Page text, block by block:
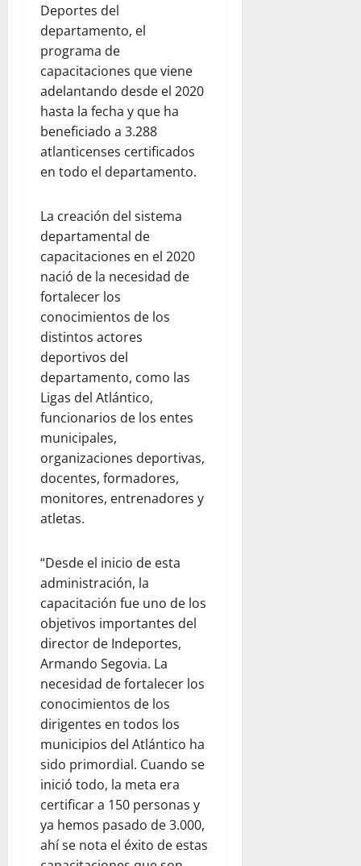
Deportes del
departamento, el
programa de
capacitaciones que viene
adelantando desde el 2020
hasta la fecha y que ha
beneficiado a 3.288
atlanticenses certificados
en todo el departamento.
La creación del sistema
departamental de
capacitaciones en el 2020
nació de la necesidad de
fortalecer los
conocimientos de los
distintos actores
deportivos del
departamento, como las
Ligas del Atlántico,
funcionarios de los entes
municipales,
organizaciones deportivas,
docentes, formadores,
monitores, entrenadores y
atletas.
“Desde el inicio de esta
administración, la
capacitación fue uno de los
objetivos importantes del
director de Indeportes,
Armando Segovia. La
necesidad de fortalecer los
conocimientos de los
dirigentes en todos los
municipios del Atlántico ha
sido primordial. Cuando se
inició todo, la meta era
certificar a 150 personas y
ya hemos pasado de 3.000,
ahí se nota el éxito de estas